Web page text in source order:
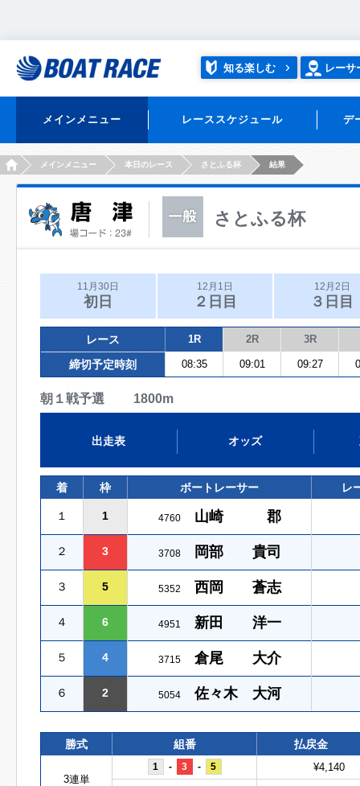
知る楽しむ レーサ
メインメニュー レーススケジュール デ
HOMEメインメニュー 本日のレース さとふる杯 結果
さとふる杯
11月30日
初日
12月1日
２日目
12月2日
３日目
レース 1R 2R 3R
締切予定時刻 08:35 09:01 09:27
朝１戦予選 1800m
出走表 オッズ
着 枠 ボートレーサー レ
１ 1 4760 山崎 郡
２ 3 3708 岡部 貴司
３ 5 5352 西岡 蒼志
４ 6 4951 新田 洋一
５ 4 3715 倉尾 大介
６ 2 5054 佐々木 大河
勝式 組番 払戻金
3連単
1 - 3 - 5 ¥4,140